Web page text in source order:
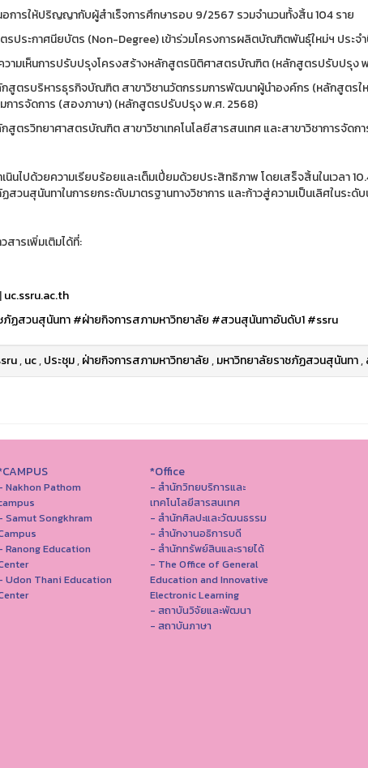
อการให้ปริญญากับผู้สำเร็จการศึกษารอบ 9/2567 รวมจำนวนทั้งสิ้น 104 ราย
รประกาศนียบัตร (Non-Degree) เข้าร่วมโครงการผลิตบัณฑิตพันธุ์ใหม่ฯ ประ
วามเห็นการปรับปรุงโครงสร้างหลักสูตรนิติศาสตรบัณฑิต (หลักสูตรปรับปรุง
สูตรบริหารธุรกิจบัณฑิต สาขาวิชานวัตกรรมการพัฒนาผู้นำองค์กร (หลักสูตร
การจัดการ (สองภาษา) (หลักสูตรปรับปรุง พ.ศ. 2568)
สูตรวิทยาศาสตรบัณฑิต สาขาวิชาเทคโนโลยีสารสนเทศ และสาขาวิชาการจัด
นินไปด้วยความเรียบร้อยและเต็มเปี่ยมด้วยประสิทธิภาพ โดยเสร็จสิ้นในเวลา
สวนสุนันทาในการยกระดับมาตรฐานทางวิชาการ และก้าวสู่ความเป็นเลิศในระดับ
สารเพิ่มเติมได้ที่:
uc.ssru.ac.th
ภัฏสวนสุนันทา #ฝ่ายกิจการสภามหาวิทยาลัย #สวนสุนันทาอันดับ1 #ssru
,uc,ประชุม,ฝ่ายกิจการสภามหาวิทยาลัย,มหาวิทยาลัยราชภัฏสวนสุนันทา,
Nakhon Pathom
Samut Songkhram
Ranong Education
Udon Thani Education
*Office
- สำนักวิทยบริการและ
เทคโนโลยีสารสนเทศ
- สํานักศิลปะและวัฒนธรรม
- สำนักงานอธิการบดี
- สำนักทรัพย์สินและรายได้
- The Office of General
Education and Innovative
Electronic Learning
- สถาบันวิจัยและพัฒนา
- สถาบันภาษา